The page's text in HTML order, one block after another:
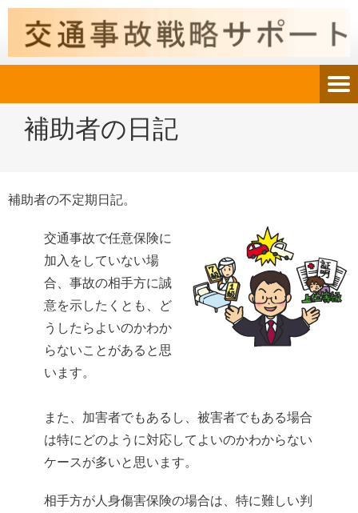
補助者の日記
補助者の不定期日記。
交通事故で任意保険に
加入をしていない場
合、事故の相手方に誠
意を示したくとも、ど
うしたらよいのかわか
らないことがあると思
います。
また、加害者でもあるし、被害者でもある場合
は特にどのように対応してよいのかわからない
ケースが多いと思います。
相手方が人身傷害保険の場合は、特に難しい判